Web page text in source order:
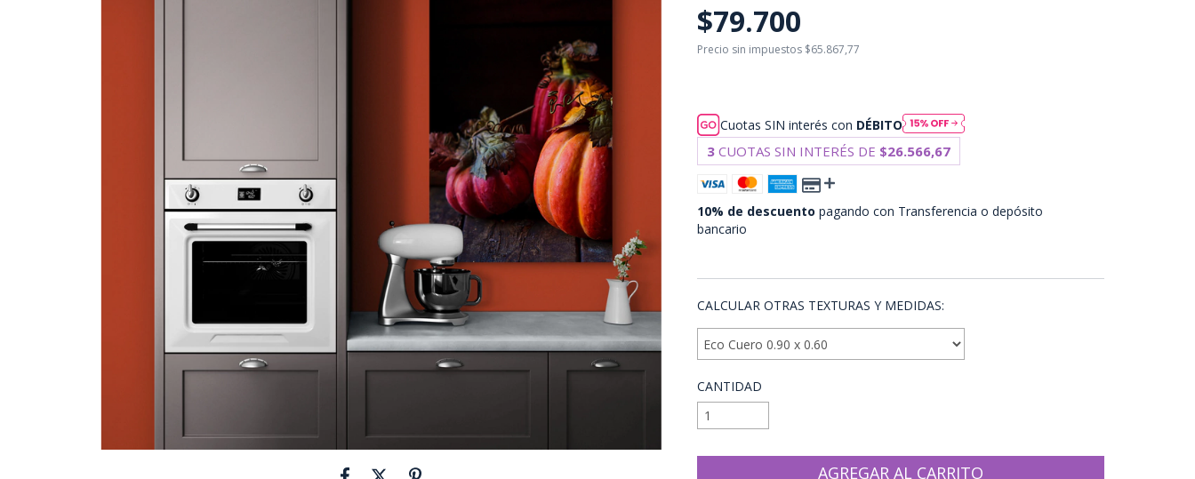
$79.700
Precio sin impuestos $65.867,77
Cuotas SIN interés con DÉBITO
3 CUOTAS SIN INTERÉS DE $26.566,67
10% de descuento pagando con Transferencia o depósito
bancario
CALCULAR OTRAS TEXTURAS Y MEDIDAS:
CANTIDAD